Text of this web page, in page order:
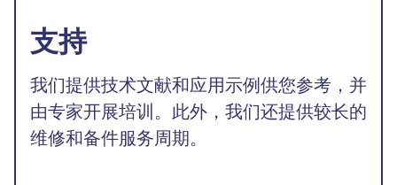
支持
我们提供技术文献和应用示例供您参考，并
由专家开展培训。此外，我们还提供较长的
维修和备件服务周期。